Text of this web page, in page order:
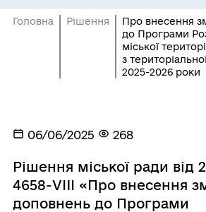
Головна Рішення
Про внесення
до Програми
міської
з
2025-2026 роки
06/06/2025 268
Рішення міської ради від
4658-VIII «Про внесення
доповнень до Програми